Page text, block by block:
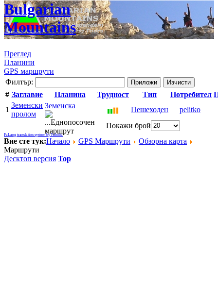
Bulgarian
Mountains
Преглед
Планини
GPS маршрути
Филтър:
Приложи Изчисти
# Заглавие Планина Трудност Тип Потребител
Покажи брой
1
Земенски
пролом
Земенска Пешеходен pelitko
FaLang translation system by Faboba
Вие сте тук:Начало GPS Mаршрути
Обзорна карта
Маршрути
Десктоп версия Top